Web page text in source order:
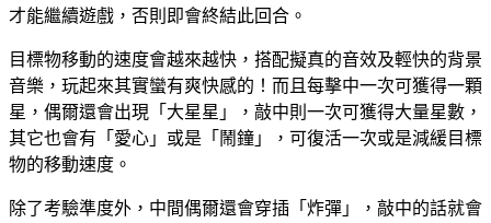
才能繼續遊戲，否則即會終結此回合。
目標物移動的速度會越來越快，搭配擬真的音效及輕快的背景
音樂，玩起來其實蠻有爽快感的！而且每擊中一次可獲得一顆
星，偶爾還會出現「大星星」，敲中則一次可獲得大量星數，
其它也會有「愛心」或是「鬧鐘」，可復活一次或是減緩目標
物的移動速度。
除了考驗準度外，中間偶爾還會穿插「炸彈」，敲中的話就會